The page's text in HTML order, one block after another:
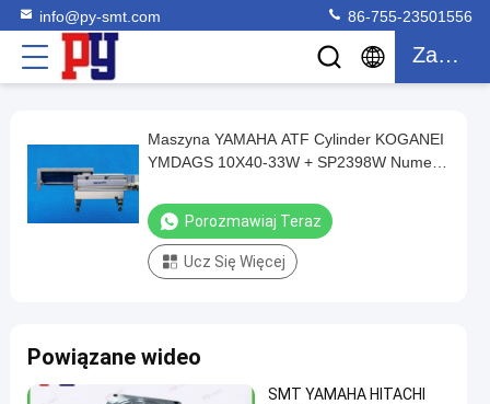
info@py-smt.com 86-755-23501556
Zacytować
Maszyna
YAMAHA
ATF
33W
+
Maszyna YAMAHA ATF Cylinder KOGANEI
YMDAGS 10X40-33W + SP2398W Numer
Porozmawiaj Teraz
Ucz Się Więcej
Powiązane wideo
SMT YAMAHA HITACHI